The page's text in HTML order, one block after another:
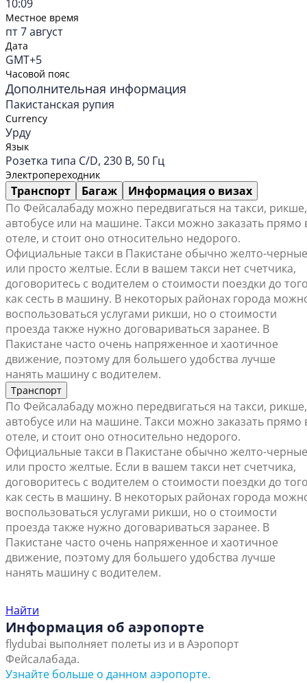
10:09
Местное время
пт 7 август
Дата
GMT+5
Часовой пояс
Дополнительная информация
Пакистанская рупия
Currency
Урду
Язык
Розетка типа C/D, 230 В, 50 Гц
Электропереходник
Транспорт Багаж
Информация о визах
По Фейсалабаду можно передвигаться на такси, рикше,
автобусе или на машине. Такси можно заказать прямо
отеле, и стоит оно относительно недорого.
Официальные такси в Пакистане обычно желто-черные
или просто желтые. Если в вашем такси нет счетчика,
договоритесь с водителем о стоимости поездки до
как сесть в машину. В некоторых районах города
воспользоваться услугами рикши, но о стоимости
проезда также нужно договариваться заранее. В
Пакистане часто очень напряженное и хаотичное
движение, поэтому для большего удобства лучше
нанять машину с водителем.
Транспорт
По Фейсалабаду можно передвигаться на такси, рикше,
автобусе или на машине. Такси можно заказать прямо
отеле, и стоит оно относительно недорого.
Официальные такси в Пакистане обычно желто-черные
или просто желтые. Если в вашем такси нет счетчика,
договоритесь с водителем о стоимости поездки до
как сесть в машину. В некоторых районах города
воспользоваться услугами рикши, но о стоимости
проезда также нужно договариваться заранее. В
Пакистане часто очень напряженное и хаотичное
движение, поэтому для большего удобства лучше
нанять машину с водителем.
Найти
Информация об аэропорте
flydubai выполняет полеты из и в Аэропорт
Фейсалабада.
Узнайте больше о данном аэропорте.